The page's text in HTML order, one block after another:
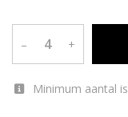
– +
Minimum aantal